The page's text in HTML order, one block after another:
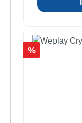
Rabatt
%